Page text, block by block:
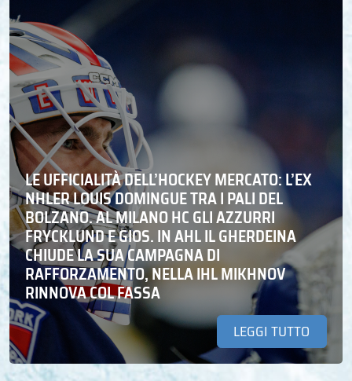
LE UFFICIALITÀ DELL’HOCKEY MERCATO: L’EX
NHLER LOUIS DOMINGUE TRA I PALI DEL
BOLZANO. AL MILANO HC GLI AZZURRI
FRYCKLUND E GIOS. IN AHL IL GHERDEINA
CHIUDE LA SUA CAMPAGNA DI
RAFFORZAMENTO, NELLA IHL MIKHNOV
RINNOVA COL FASSA
LEGGI TUTTO